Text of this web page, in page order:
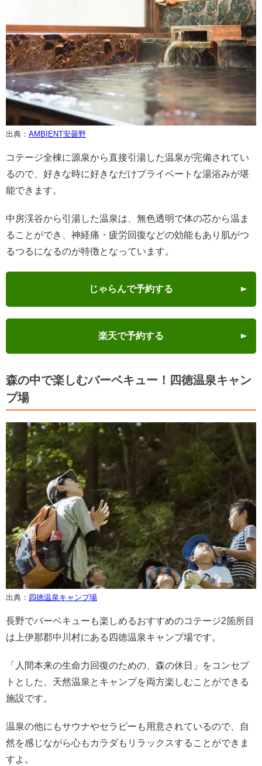
出典： AMBIENT安曇野
コテージ全棟に源泉から直接引湯した温泉が完備されてい
るので、好きな時に好きなだけプライベートな湯浴みが堪
能できます。
中房渓谷から引湯した温泉は、無色透明で体の芯から温ま
ることができ、神経痛・疲労回復などの効能もあり肌がつ
るつるになるのが特徴となっています。
じゃらんで予約する
楽天で予約する
森の中で楽しむバーベキュー！四徳温泉キャン
プ場
出典： 四徳温泉キャンプ場
長野でバーベキューも楽しめるおすすめのコテージ2箇所目
は上伊那郡中川村にある四徳温泉キャンプ場です。
「人間本来の生命力回復のための、森の休日」をコンセプ
トとした、天然温泉とキャンプを両方楽しむことができる
施設です。
温泉の他にもサウナやセラピーも用意されているので、自
然を感じながら心もカラダもリラックスすることができま
すよ。